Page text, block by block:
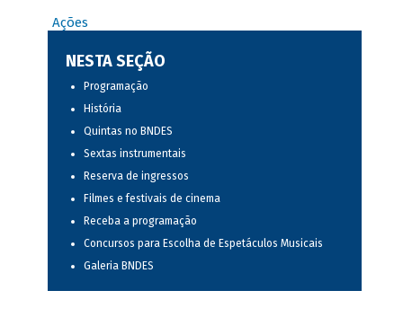
Ações
NESTA SEÇÃO
Programação
História
Quintas no BNDES
Sextas instrumentais
Reserva de ingressos
Filmes e festivais de cinema
Receba a programação
Concursos para Escolha de Espetáculos Musicais
Galeria BNDES